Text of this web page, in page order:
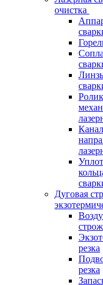
очистка
Дуговая
резка
резка